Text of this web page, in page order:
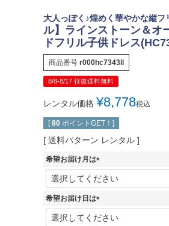
3歳・5歳・7歳の晴れ
大人っぽく♪煌めく華やかな縦フ
ル】ラインストーン＆オ
ドフリル子供ドレス
商品番号 r000hc7343ll
8/8-8/17 往復送料無料
レンタル価格 ¥8,778税込
[ 80 ポイントGET！]
送料パターン レンタル
希望お届け月は
(
必
希望お届け日は
(
必